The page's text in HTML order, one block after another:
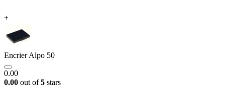
+
Encrier Alpo 50
0.00
0.00 out of5 stars